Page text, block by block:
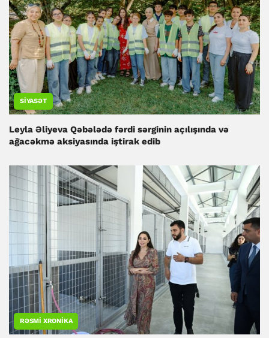
SIYASƏT
Leyla Əliyeva Qəbələdə fərdi sərginin açılışında və
ağacəkmə aksiyasında iştirak edib
RƏSMI XRONIKA